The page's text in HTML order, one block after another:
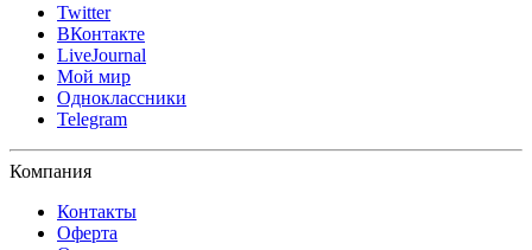
Twitter
ВКонтакте
LiveJournal
Мой мир
Одноклассники
Telegram
Компания
Контакты
Оферта